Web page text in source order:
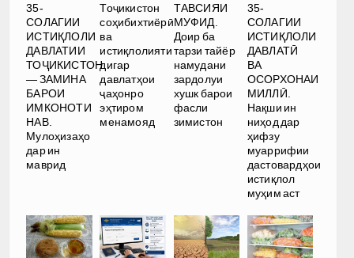
35-
СОЛАГИИ
ИСТИҚЛОЛИ
ДАВЛАТИИ
ТОҶИКИСТОН
— ЗАМИНА
БАРОИ
ИМКОНОТИ
НАВ.
Мулоҳизаҳо
дар ин
маврид
Тоҷикистон
соҳибихтиёрӣ
ва
истиқлолияти
дигар
давлатҳои
ҷаҳонро
эҳтиром
менамояд
ТАВСИЯИ
МУФИД.
Доир ба
тарзи тайёр
намудани
зардолуи
хушк барои
фасли
зимистон
35-
СОЛАГИИ
ИСТИҚЛОЛИ
ДАВЛАТӢ
ВА
ОСОРХОНАИ
МИЛЛӢ.
Нақши ин
ниҳод дар
ҳифзу
муаррифии
дастовардҳои
истиқлол
муҳим аст